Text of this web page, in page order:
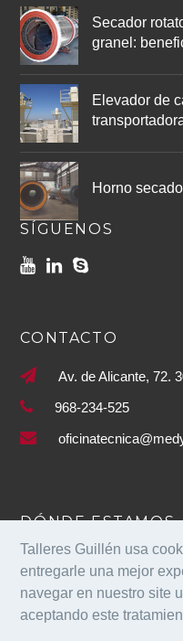
Talleres Guillén usa
entregarle una mejor
navegar en nuestro site
aceptando este
Secador
granel:
Elevador de
Horno
SÍGUENOS
CONTACTO
Av. de Alicante, 72.
968-234-525
DÓNDE ESTAMOS